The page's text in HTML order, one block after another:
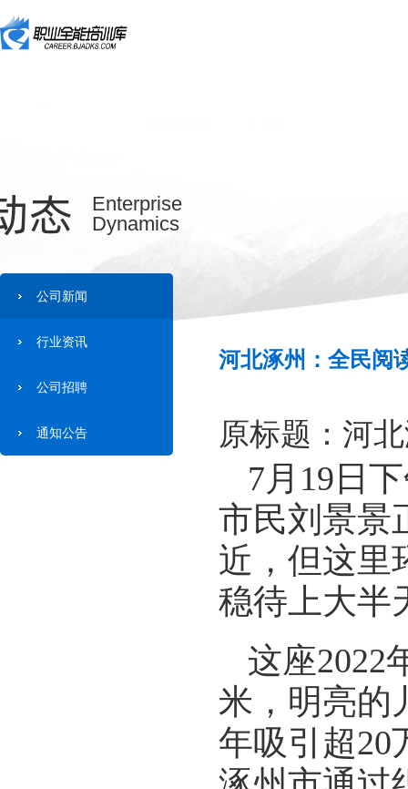
态
Enterprise
Dynamics
公司新闻
行业资讯
公司招聘
通知公告
河北涿州：全民阅
原标题：河
7月19日
市民刘景景
近，但这里
稳待上大半
这座2022
米，明亮的
年吸引超20